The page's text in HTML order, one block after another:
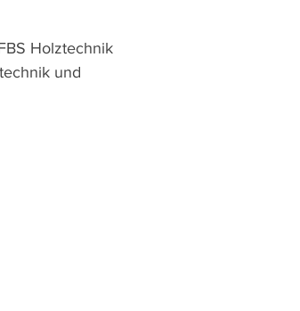
Holztechnik
und